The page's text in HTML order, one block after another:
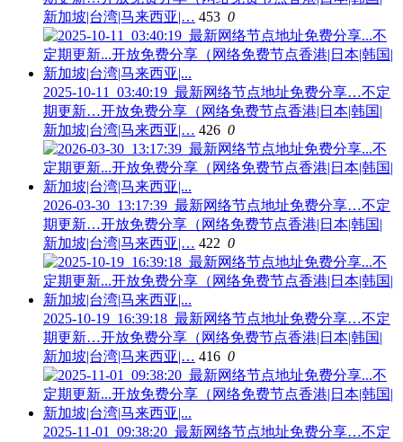
新加坡|台湾|马来西亚|… 453 0
2025-10-11_03:40:19_最新网络节点地址免费分享…不定
期更新…开放免费分享（网络免费节点香港|日本|韩国|
新加坡|台湾|马来西亚|… 426 0
2026-03-30_13:17:39_最新网络节点地址免费分享…不定
期更新…开放免费分享（网络免费节点香港|日本|韩国|
新加坡|台湾|马来西亚|… 422 0
2025-10-19_16:39:18_最新网络节点地址免费分享…不定
期更新…开放免费分享（网络免费节点香港|日本|韩国|
新加坡|台湾|马来西亚|… 416 0
2025-11-01_09:38:20_最新网络节点地址免费分享…不定